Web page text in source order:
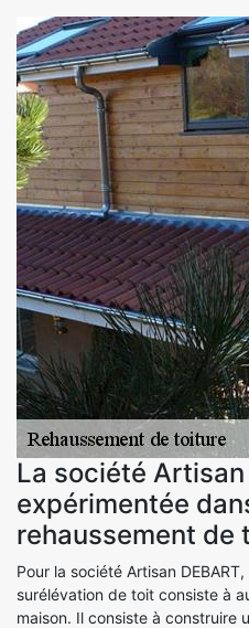
La société Artisan
expérimentée
rehaussement de
Pour la société Artisan
surélévation de toit consiste à
maison. Il consiste à construire